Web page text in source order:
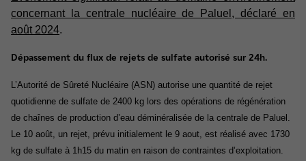
concernant la centrale nucléaire de Paluel, déclaré en
août 2024.
Dépassement du flux de rejets de sulfate autorisé sur 24h.
L’Autorité de Sûreté Nucléaire (ASN) autorise une quantité de rejet
quotidienne de sulfate de 2400 kg lors des opérations de régénération
de chaînes de production d’eau déminéralisée de la centrale de Paluel.
Le 10 août, un rejet, prévu initialement le 9 aout, est réalisé avec 1730
kg de sulfate à 1h15 du matin en raison de contraintes d’exploitation.